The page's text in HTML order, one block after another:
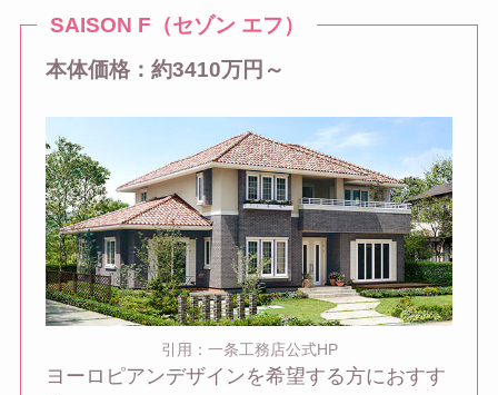
SAISON F（セゾン エフ）
本体価格：約3410万円～
引用：一条工務店公式HP
ヨーロピアンデザインを希望する方におすす